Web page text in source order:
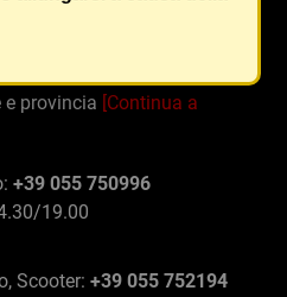
e provincia [Continua a
+39 055 750996
19.00
Scooter: +39 055 752194